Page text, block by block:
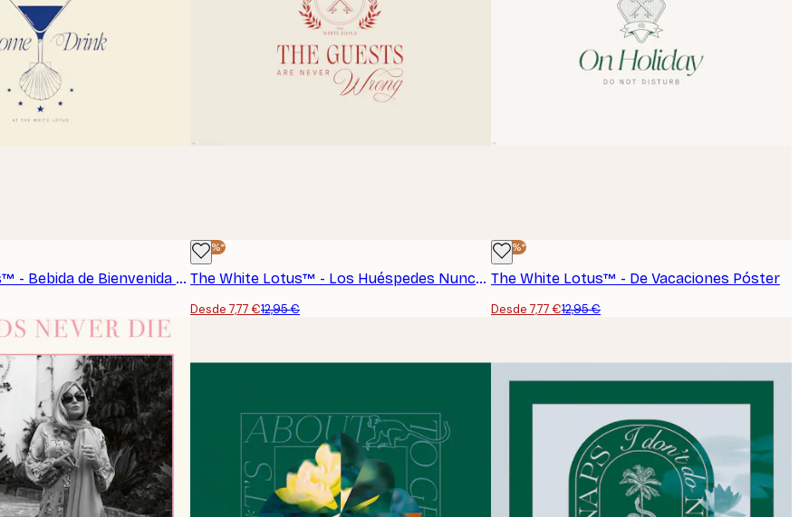
The White Lotus™ - Bebida de Bienvenida Póster
-40%*
The White Lotus™ - Los Huéspedes Nunca se Equivocan Póster
Desde 7,77 €12,95 €
-40%*
The White Lotus™ - De Vacaciones Póster
Desde 7,77 €12,95 €